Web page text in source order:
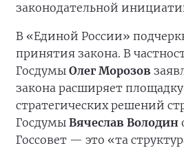
законодательной
В «Единой России»
принятия закона. В
Госдумы Олег Морозов
закона расширяет
стратегических решений
Госдумы Вячеслав Володин
Госсовет — это «та